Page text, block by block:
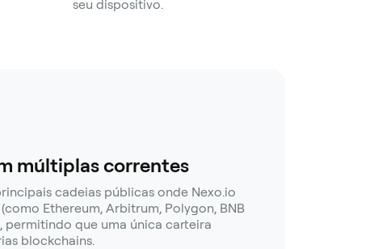
seu dispositivo.
múltiplas correntes
cadeias públicas onde Nexo.io
Ethereum, Arbitrum, Polygon, BNB
permitindo que uma única carteira
blockchains.